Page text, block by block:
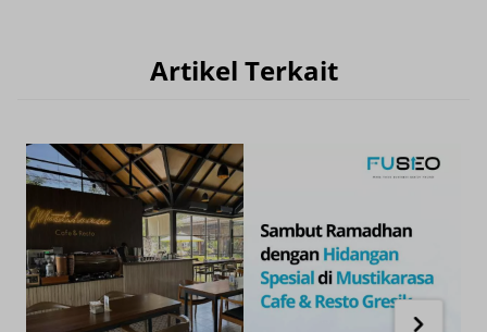
Artikel Terkait